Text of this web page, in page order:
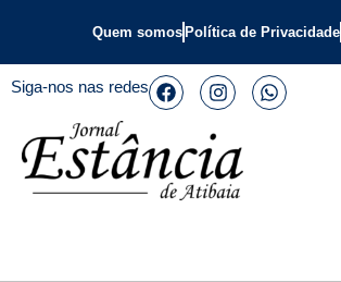
Quem somos Política de Privacidade
Siga-nos nas redes